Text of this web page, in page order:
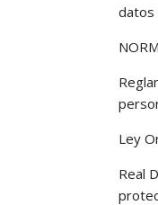
datos
Ley
Real